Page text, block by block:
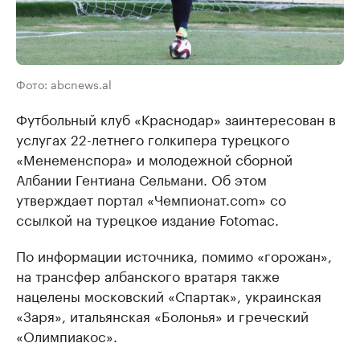
Фото: abcnews.al
Футбольный клуб «Краснодар» заинтересован в
услугах 22-летнего голкипера турецкого
«Менеменспора» и молодежной сборной
Албании Гентиана Сельмани. Об этом
утверждает портал «Чемпионат.com» со
ссылкой на турецкое издание Fotomac.
По информации источника, помимо «горожан»,
на трансфер албанского вратаря также
нацелены московский «Спартак», украинская
«Заря», итальянская «Болонья» и греческий
«Олимпиакос».